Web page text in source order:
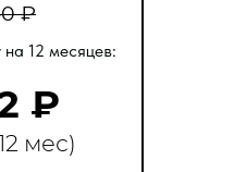
12 месяцев:
₽
мес)
₽